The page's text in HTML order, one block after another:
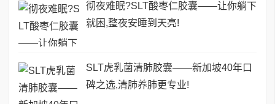
彻夜难眠?SLT酸枣仁胶囊——让你躺下
就困,整夜安睡到天亮!
SLT虎乳菌清肺胶囊——新加坡40年口
碑之选,清肺养肺更专业!